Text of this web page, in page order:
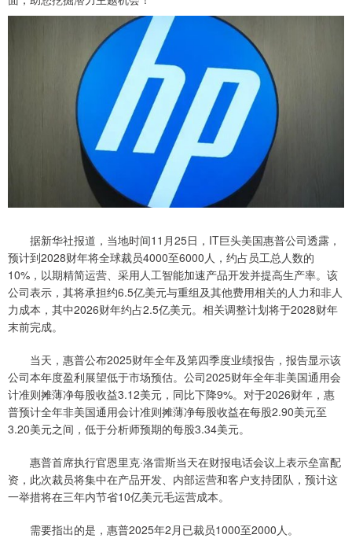
据新华社报道，当地时间11月25日，IT巨头美国惠普公司透露，
预计到2028财年将全球裁员4000至6000人，约占员工总人数的
10%，以期精简运营、采用人工智能加速产品开发并提高生产率。该
公司表示，其将承担约6.5亿美元与重组及其他费用相关的人力和非人
力成本，其中2026财年约占2.5亿美元。相关调整计划将于2028财年
末前完成。
当天，惠普公布2025财年全年及第四季度业绩报告，报告显示该
公司本年度盈利展望低于市场预估。公司2025财年全年非美国通用会
计准则摊薄净每股收益3.12美元，同比下降9%。对于2026财年，惠
普预计全年非美国通用会计准则摊薄净每股收益在每股2.90美元至
3.20美元之间，低于分析师预期的每股3.34美元。
惠普首席执行官恩里克·洛雷斯当天在财报电话会议上表示垒富配
资，此次裁员将集中在产品开发、内部运营和客户支持团队，预计这
一举措将在三年内节省10亿美元毛运营成本。
需要指出的是，惠普2025年2月已裁员1000至2000人。